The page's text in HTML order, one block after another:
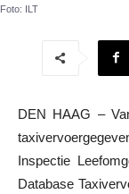
Foto: ILT
DEN HAAG –
Inspectie
Database